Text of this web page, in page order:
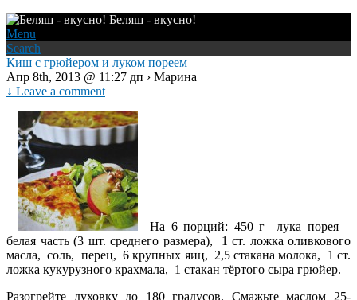
Беляш - вкусно!
Menu
Search
Киш с грюйером и луком пореем
Апр 8th, 2013 @ 11:27 дп › Марина
↓ Leave a comment
На 6 порций: 450 г лука порея –
белая часть (3 шт. среднего размера), 1 ст. ложка оливкового
масла, соль, перец, 6 крупных яиц, 2,5 стакана молока, 1 ст.
ложка кукурузного крахмала, 1 стакан тёртого сыра грюйер.
Разогрейте духовку до 180 градусов. Смажьте маслом 25-